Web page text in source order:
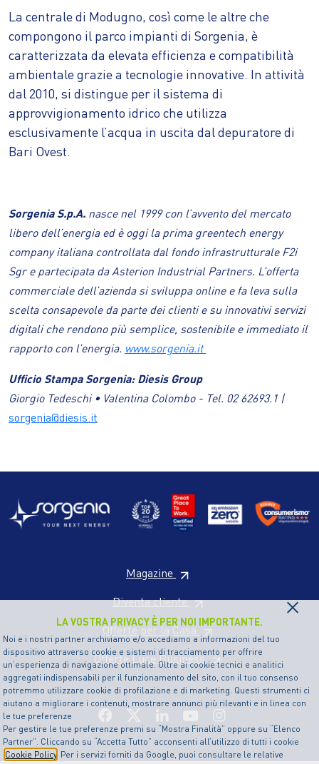
LA VOSTRA PRIVACY È PER NOI IMPORTANTE.
Noi e i nostri partner archiviamo e/o accediamo a informazioni del tuo
dispositivo attraverso cookie e sistemi di tracciamento per offrire
un’esperienza di navigazione ottimale. Oltre ai cookie tecnici e analitici
aggregati indispensabili per il funzionamento del sito, con il tuo consenso
potremmo utilizzare cookie di profilazione e di marketing. Questi strumenti ci
aiutano a migliorare i contenuti, mostrare annunci più rilevanti e in linea con
le tue preferenze
Per gestire le tue preferenze premi su “Mostra Finalità” oppure su “Elenco
Partner”. Cliccando su “Accetta Tutto” acconsenti all’utilizzo di tutti i cookie
Cookie Policy . Per i servizi forniti da Google, puoi consultare le relative
×
La centrale di Modugno, così come le altre che
compongono il parco impianti di Sorgenia, è
caratterizzata da elevata efficienza e compatibilità
ambientale grazie a tecnologie innovative. In attività
dal 2010, si distingue per il sistema di
approvvigionamento idrico che utilizza
esclusivamente l’acqua in uscita dal depuratore di
Bari Ovest.
Sorgenia S.p.A. nasce nel 1999 con l’avvento del mercato
libero dell’energia ed è oggi la prima greentech energy
company italiana controllata dal fondo infrastrutturale F2i
Sgr e partecipata da Asterion Industrial Partners. L’offerta
commerciale dell’azienda si sviluppa online e fa leva sulla
scelta consapevole da parte dei clienti e su innovativi servizi
digitali che rendono più semplice, sostenibile e immediato il
rapporto con l’energia. www.sorgenia.it
Ufficio Stampa Sorgenia: Diesis Group
Giorgio Tedeschi • Valentina Colombo - Tel. 02 62693.1 |
sorgenia@diesis.it
Magazine
Diventa cliente
Offerte per la Casa
Offerte Luce Business